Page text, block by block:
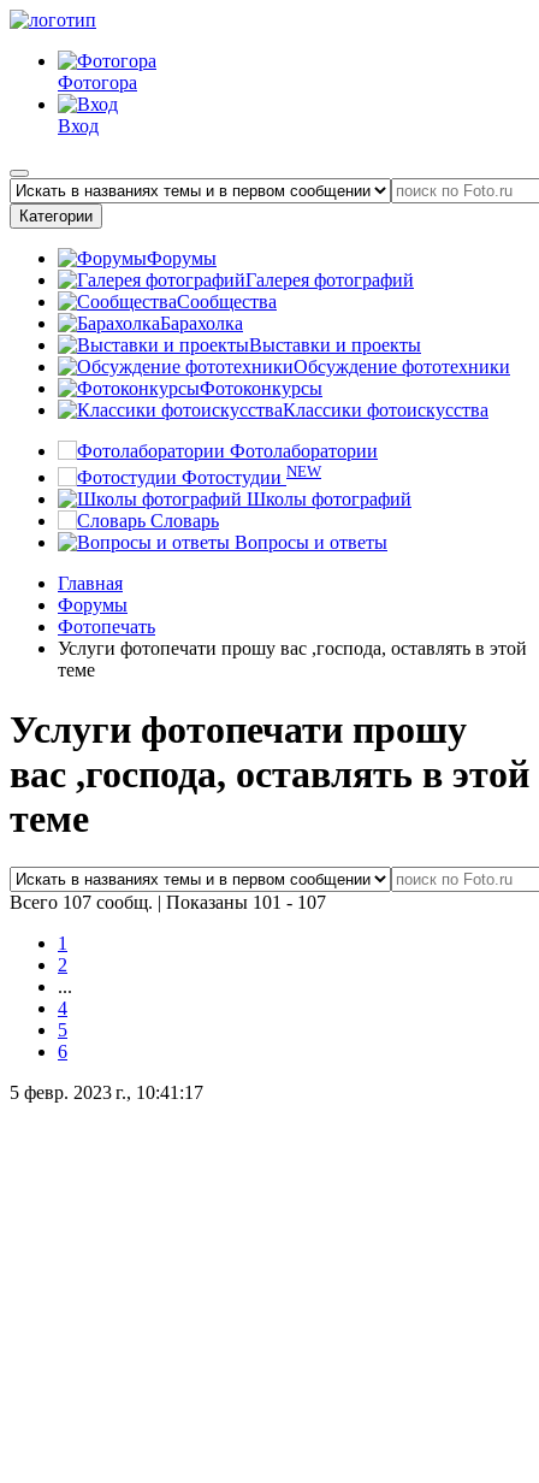
Фотогора
Вход
Категории
Форумы
Галерея фотографий
Сообщества
Барахолка
Выставки и проекты
Обсуждение фототехники
Фотоконкурсы
Классики фотоискусства
Фотолаборатории
Фотостудии NEW
Школы фотографий
Словарь
Вопросы и ответы
Главная
Форумы
Фотопечать
Услуги фотопечати прошу вас ,господа, оставлять в этой
теме
Услуги фотопечати прошу
вас ,господа, оставлять в этой
теме
Всего 107 сообщ. | Показаны 101 - 107
1
2
...
4
5
6
5 февр. 2023 г., 10:41:17